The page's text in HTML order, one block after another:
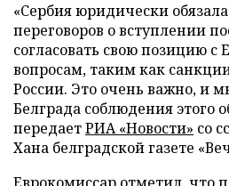
«Сербия юридически
переговоров о вступлении
согласовать свою позицию
вопросам, таким как
России. Это очень важно, и
Белграда соблюдения этого
передаетРИА «Новости» со
Хана белградской газете